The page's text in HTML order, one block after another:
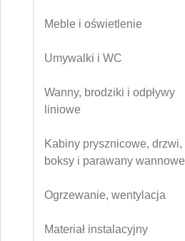
Meble i oświetlenie
Umywalki i WC
Wanny, brodziki i odpływy
liniowe
Kabiny prysznicowe, drzwi,
boksy i parawany wannowe
Ogrzewanie, wentylacja
Materiał instalacyjny